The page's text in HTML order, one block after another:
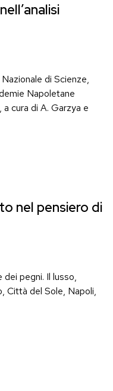
di Scienze,
Napoletane
cura di A. Garzya e
nel pensiero di
dei pegni. Il lusso,
Città del Sole, Napoli,